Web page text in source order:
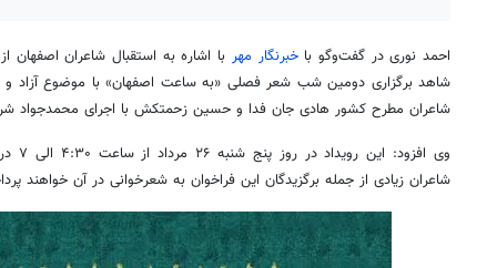
احمد نوری در گفت‌وگو باخبرنگار مهر با اشاره به استقبال شاعران
شاهد برگزاری دومین شب شعر فصلی «به ساعت اصفهان» با موضوع آزاد
شاعران مطرح کشور هادی جان فدا و حسین زحمتکش با اجرای محمدجواد
وی
شاعران زیادی از جمله برگزیدگان این فراخوان به شعرخوانی در آن خواهند